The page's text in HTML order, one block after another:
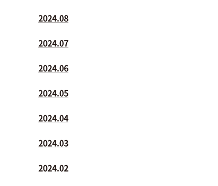
2024.08
2024.07
2024.06
2024.05
2024.04
2024.03
2024.02